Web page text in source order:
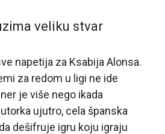
veliku stvar
napetija za Ksabija Alonsa.
za redom u ligi ne ide
je više nego ikada
ujutro, cela španska
dešifruje igru koju igraju